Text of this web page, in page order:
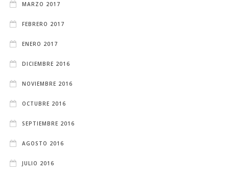
MARZO 2017
FEBRERO 2017
ENERO 2017
DICIEMBRE 2016
NOVIEMBRE 2016
OCTUBRE 2016
SEPTIEMBRE 2016
AGOSTO 2016
JULIO 2016